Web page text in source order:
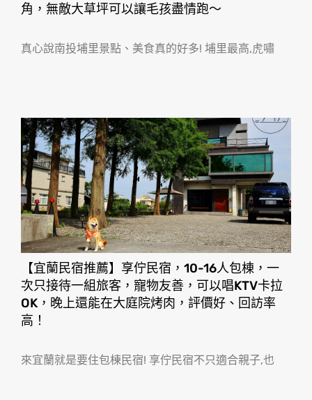
角，無敵大草坪可以讓毛孩盡情跑〜
真心說南投埔里景點、美食真的好多! 埔里最高,虎嘯
【宜蘭民宿推薦】享佇民宿，10-16人包棟，一
次只接待一組旅客，寵物友善，可以唱KTV卡拉
OK，晚上還能在大庭院烤肉，評價好、回訪率
高！
來宜蘭就是要住包棟民宿! 享佇民宿不只適合親子,也